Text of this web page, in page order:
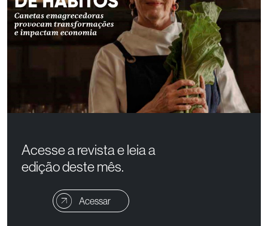
Acesse a revista e leia a
edição deste mês.
Acessar